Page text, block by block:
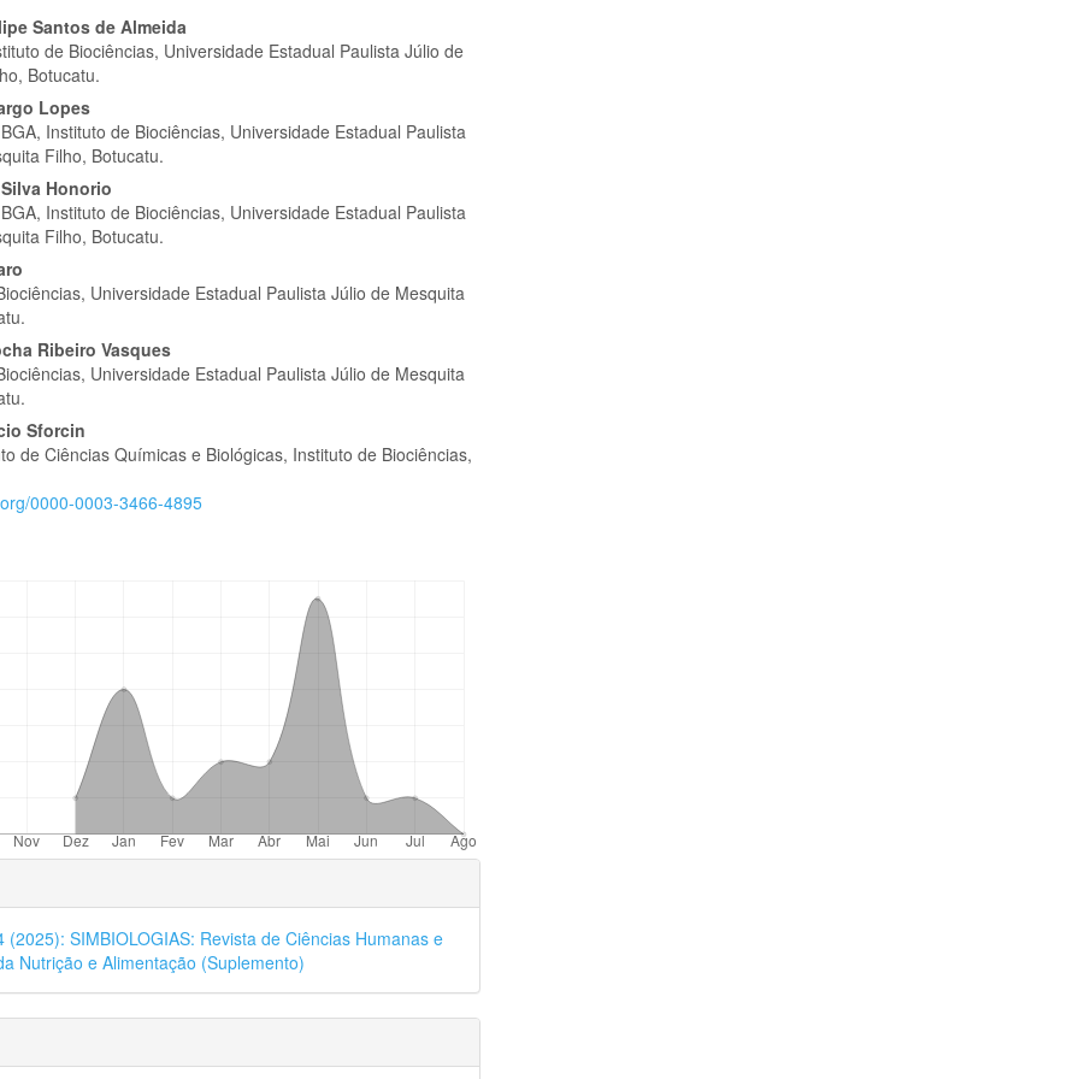
Santos de Almeida
de Biociências, Universidade Estadual Paulista Júlio de
Botucatu.
Lopes
Instituto de Biociências, Universidade Estadual Paulista
Filho, Botucatu.
Honorio
Instituto de Biociências, Universidade Estadual Paulista
Filho, Botucatu.
Universidade Estadual Paulista Júlio de Mesquita
Ribeiro Vasques
Universidade Estadual Paulista Júlio de Mesquita
Sforcin
de Ciências Químicas e Biológicas, Instituto de Biociências,
0000-0003-3466-4895
(2025): SIMBIOLOGIAS: Revista de Ciências Humanas e
Nutrição e Alimentação (Suplemento)